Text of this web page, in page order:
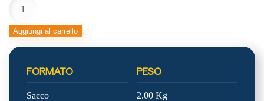
BIANCO
quantità
Aggiungi al carrello
FORMATO
Sacco
PESO
2.00 Kg